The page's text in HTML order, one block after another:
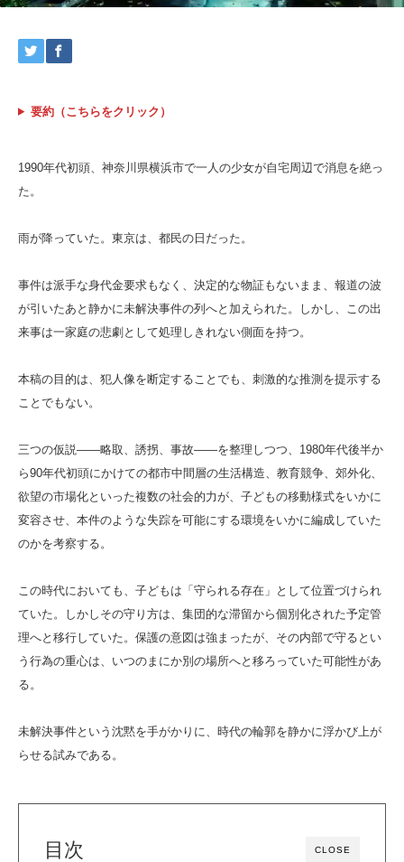
要約（こちらをクリック）
1990年代初頭、神奈川県横浜市で一人の少女が自宅周辺で消息を絶っ
た。
雨が降っていた。東京は、都民の日だった。
事件は派手な身代金要求もなく、決定的な物証もないまま、報道の波
が引いたあと静かに未解決事件の列へと加えられた。しかし、この出
来事は一家庭の悲劇として処理しきれない側面を持つ。
本稿の目的は、犯人像を断定することでも、刺激的な推測を提示する
ことでもない。
三つの仮説――略取、誘拐、事故――を整理しつつ、1980年代後半か
ら90年代初頭にかけての都市中間層の生活構造、教育競争、郊外化、
欲望の市場化といった複数の社会的力が、子どもの移動様式をいかに
変容させ、本件のような失踪を可能にする環境をいかに編成していた
のかを考察する。
この時代においても、子どもは「守られる存在」として位置づけられ
ていた。しかしその守り方は、集団的な滞留から個別化された予定管
理へと移行していた。保護の意図は強まったが、その内部で守るとい
う行為の重心は、いつのまにか別の場所へと移ろっていた可能性があ
る。
未解決事件という沈黙を手がかりに、時代の輪郭を静かに浮かび上が
らせる試みである。
CLOSE
目次